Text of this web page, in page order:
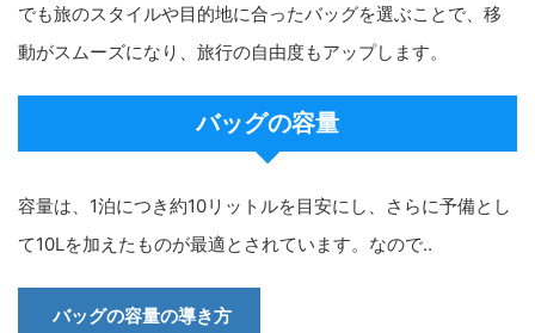
でも旅のスタイルや目的地に合ったバッグを選ぶことで、移
動がスムーズになり、旅行の自由度もアップします。
バッグの容量
容量は、1泊につき約10リットルを目安にし、さらに予備とし
て10Lを加えたものが最適とされています。なので‥
バッグの容量の導き方